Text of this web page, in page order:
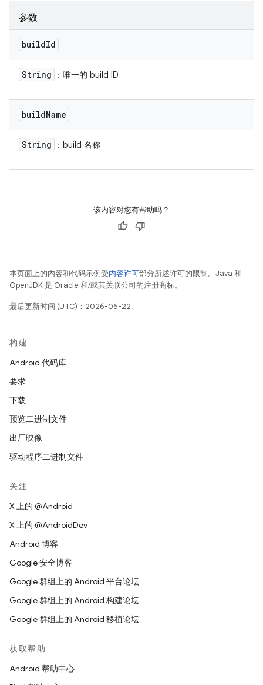
参数
buildId
String ：唯一的 build ID
buildName
String ：build 名称
该内容对您有帮助吗？
本页面上的内容和代码示例受内容许可部分所述许可的限制。Java 和
OpenJDK 是 Oracle 和/或其关联公司的注册商标。
最后更新时间 (UTC)：2026-06-22。
构建
Android 代码库
要求
下载
预览二进制文件
出厂映像
驱动程序二进制文件
关注
X 上的 @Android
X 上的 @AndroidDev
Android 博客
Google 安全博客
Google 群组上的 Android 平台论坛
Google 群组上的 Android 构建论坛
Google 群组上的 Android 移植论坛
获取帮助
Android 帮助中心